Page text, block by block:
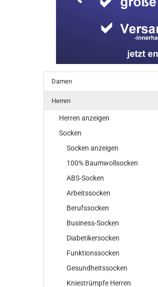
Damen
Herren
Herren anzeigen
Socken
Socken anzeigen
100% Baumwollsocken
ABS-Socken
Arbeitssocken
Berufssocken
Business-Socken
Diabetikersocken
Funktionssocken
Gesundheitssocken
Kniestrümpfe Herren